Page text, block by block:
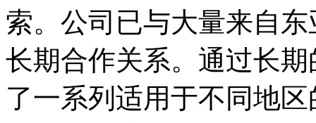
索。公司已与大量来自
长期合作关系。通过长
了一系列适用于不同地